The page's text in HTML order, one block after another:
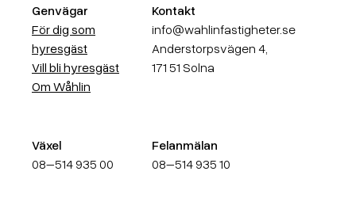
Genvägar
För dig som
hyresgäst
Vill bli hyresgäst
Om Wåhlin
Kontakt
info@wahlinfastigheter.se
Anderstorpsvägen 4,
171 51 Solna
Växel
08–514 935 00
Felanmälan
08–514 935 10